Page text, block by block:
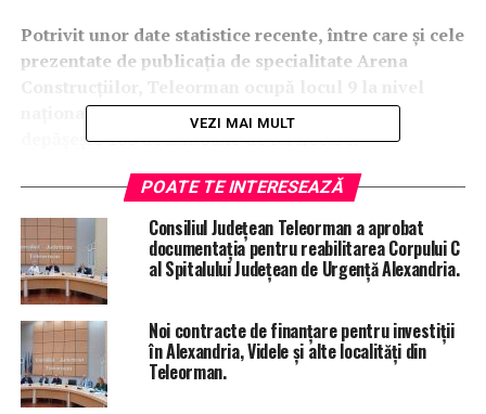
Potrivit unor date statistice recente, între care și cele
prezentate de publicația de specialitate Arena
național, cu proiecte a căror valoare estimată
depășește 100 de milioane de lei fiecare.
În cazul județului Teleorman, valoarea totală estimată a
contractelor aflate în licitație este de aproximativ 496
de milioane de lei, iar peste 90% din această sumă
provine din fonduri europene.
Președintele Consiliului Județean Teleorman,
Adrian Gâdea, consideră că această poziționare
reflectă eforturile administrației județene de a
atrage investiții și de a dezvolta infrastructura
VEZI MAI MULT
POATE TE INTERESEAZĂ
Consiliul Județean Teleorman a aprobat
documentația pentru reabilitarea Corpului C
al Spitalului Județean de Urgență Alexandria.
Noi contracte de finanțare pentru investiții
în Alexandria, Videle și alte localități din
Teleorman.